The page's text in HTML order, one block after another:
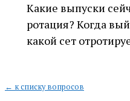
Какие выпуски
ротация? Когда
какой сет
← к списку вопросов